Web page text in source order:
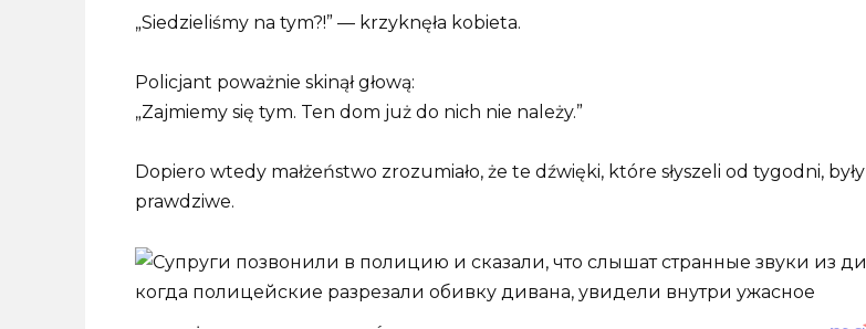
„Siedzieliśmy na tym?!” — krzyknęła kobieta.
Policjant poważnie skinął głową:
„Zajmiemy się tym. Ten dom już do nich nie należy.”
Dopiero wtedy małżeństwo zrozumiało, że te dźwięki, które słyszeli od tygodni, były
prawdziwe.